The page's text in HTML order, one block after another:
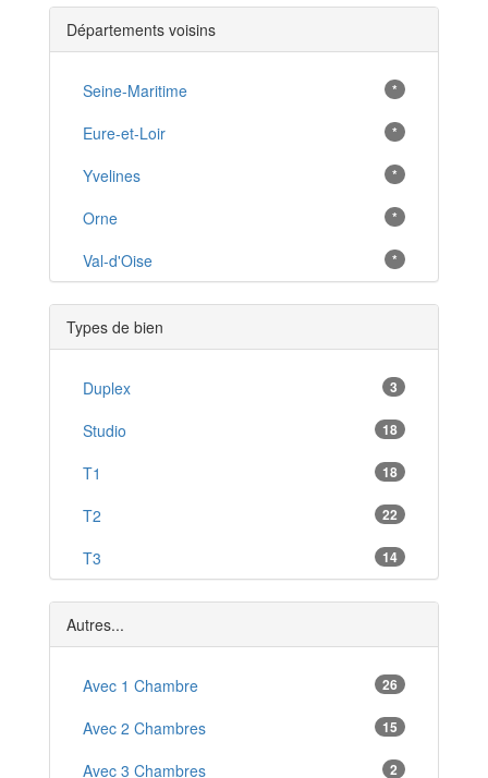
Beuzeville *
Les Andelys *
Le Neubourg *
Louviers *
Conches-en-Ouche *
Pont-Audemer *
Pont-de-l'Arche *
Gaillon *
Étrépagny *
Nonancourt *
Bourgtheroulde-Infreville *
Bourg-Achard *
Boulleville *
Ézy-sur-Eure *
Le Vaudreuil *
Départements voisins
Seine-Maritime *
Eure-et-Loir *
Yvelines *
Orne *
Val-d'Oise *
Types de bien
Duplex 3
Studio 18
T1 18
T2 22
T3 14
T4 6
T5 4
Autres...
Avec 1 Chambre 26
Avec 2 Chambres 15
Avec 3 Chambres 2